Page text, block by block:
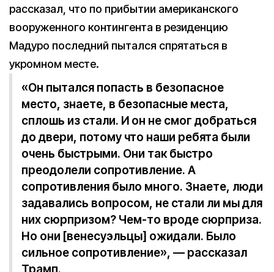
рассказал, что по прибытии американского
вооруженного контингента в резиденцию
Мадуро последний пытался спрятаться в
укромном месте.
«Он пытался попасть в безопасное
место, знаете, в безопасные места,
сплошь из стали. И он не смог добраться
до двери, потому что наши ребята были
очень быстрыми. Они так быстро
преодолели сопротивление. А
сопротивления было много. Знаете, люди
задавались вопросом, не стали ли мы для
них сюрпризом? Чем-то вроде сюрприза.
Но они [венесуэльцы] ожидали. Было
сильное сопротивление», — рассказал